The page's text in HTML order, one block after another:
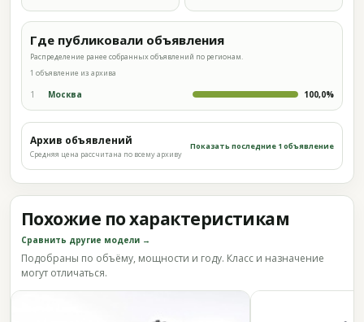
Где публиковали объявления
Распределение ранее собранных объявлений по регионам.
1 объявление из архива
1 Москва 100,0%
Архив объявлений
Средняя цена рассчитана по всему архиву
Показать последние 1 объявление
Похожие по характеристикам
Сравнить другие модели →
Подобраны по объёму, мощности и году. Класс и назначение
могут отличаться.